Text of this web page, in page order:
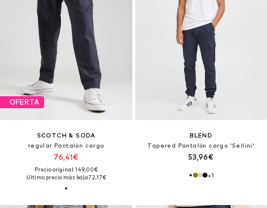
OFERTA
SCOTCH & SODA
regular Pantalón cargo
76,41€
Precio original: 149,00€
Último precio más bajo:72,17€
BLEND
Tapered Pantalón cargo 'Sellini'
53,96€
+1